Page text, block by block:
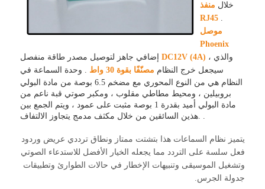
خلال منفذ
RJ45 .
موصل
Phoenix
إضافي جاهز لتوصيل مصدر طاقة منفصلDC12V (4A) ، والذي
سيجعل خرج النظام مصنّفًا بقوة 30 واط
. وحدة السماعة في
النظام هي من النوع المحوري مع مضخم 6.5 بوصة من مادة البولي
بروبيلين ، ومحيط مطاطي مقلوب ، ومكبر صوتي قبة ناعم من
مادة البولي أميد بقدرة 1 بوصة مثبت على عمود ، ويتم الجمع بين
هذين السائقين من خلال مكثف مدمج يتجاوز الالتفاف. .
يتميز نظام السماعات هذا بتشتت ممتاز ونطاق ترددي عريض وردود
فعل سلسة على التردد مما يجعله الخيار الأفضل للاستدعاء الصوتي
وتشغيل الموسيقى وتنبيهات الإخطار في حالات الطوارئ وتطبيقات
جدولة الجرس.